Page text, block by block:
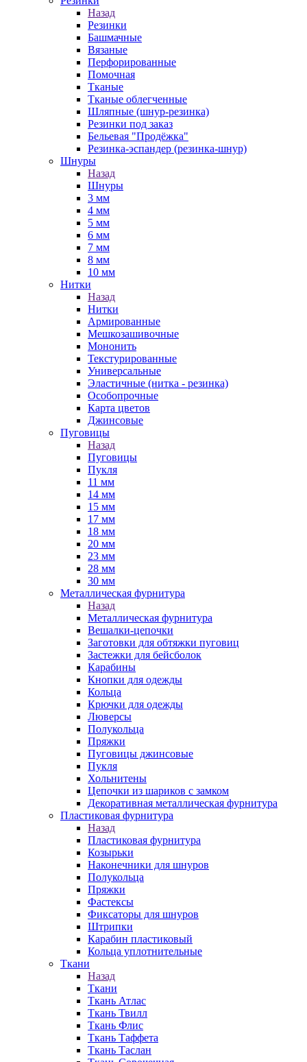
Назад
Резинки
Башмачные
Вязаные
Перфорированные
Помочная
Тканые
Тканые облегченные
Шляпные (шнур-резинка)
Резинки под заказ
Бельевая "Продёжка"
Резинка-эспандер (резинка-шнур)
Шнуры
Назад
Шнуры
3 мм
4 мм
5 мм
6 мм
7 мм
8 мм
10 мм
Нитки
Назад
Нитки
Армированные
Мешкозашивочные
Мононить
Текстурированные
Универсальные
Эластичные (нитка - резинка)
Особопрочные
Карта цветов
Джинсовые
Пуговицы
Назад
Пуговицы
Пукля
11 мм
14 мм
15 мм
17 мм
18 мм
20 мм
23 мм
28 мм
30 мм
Металлическая фурнитура
Назад
Металлическая фурнитура
Вешалки-цепочки
Заготовки для обтяжки пуговиц
Застежки для бейсболок
Карабины
Кнопки для одежды
Кольца
Крючки для одежды
Люверсы
Полукольца
Пряжки
Пуговицы джинсовые
Пукля
Хольнитены
Цепочки из шариков с замком
Декоративная металлическая фурнитура
Пластиковая фурнитура
Назад
Пластиковая фурнитура
Козырьки
Наконечники для шнуров
Полукольца
Пряжки
Фастексы
Фиксаторы для шнуров
Штрипки
Карабин пластиковый
Кольца уплотнительные
Ткани
Назад
Ткани
Ткань Атлас
Ткань Твилл
Ткань Флис
Ткань Таффета
Ткань Таслан